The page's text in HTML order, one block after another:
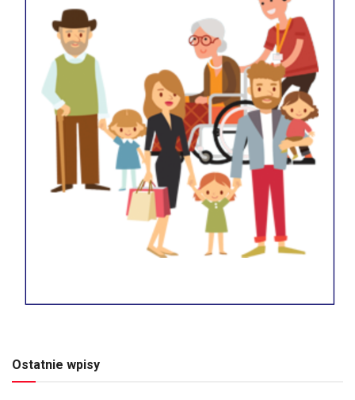
Ostatnie wpisy